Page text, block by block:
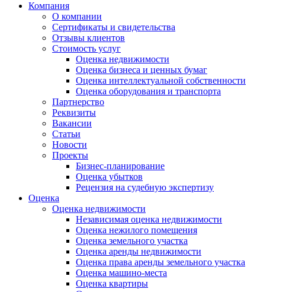
Компания
О компании
Сертификаты и свидетельства
Отзывы клиентов
Стоимость услуг
Оценка недвижимости
Оценка бизнеса и ценных бумаг
Оценка интеллектуальной собственности
Оценка оборудования и транспорта
Партнерство
Реквизиты
Вакансии
Статьи
Новости
Проекты
Бизнес-планирование
Оценка убытков
Рецензия на судебную экспертизу
Оценка
Оценка недвижимости
Независимая оценка недвижимости
Оценка нежилого помещения
Оценка земельного участка
Оценка аренды недвижимости
Оценка права аренды земельного участка
Оценка машино-места
Оценка квартиры